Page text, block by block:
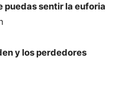
puedas sentir la euforia
y los perdedores